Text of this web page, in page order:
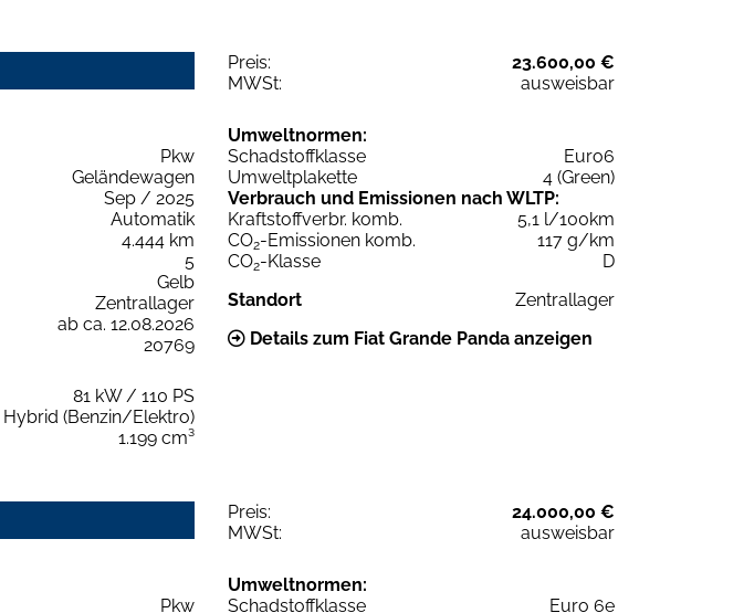
Preis:
23.600,00 €
MWSt:
ausweisbar
Pkw
Geländewagen
Sep / 2025
Automatik
4.444 km
5
Gelb
Zentrallager
ab ca. 12.08.2026
20769
81 kW / 110 PS
Hybrid (Benzin/Elektro)
1.199 cm³
Umweltnormen:
Schadstoffklasse
Euro6
Umweltplakette
4 (Green)
Verbrauch und Emissionen nach WLTP:
Kraftstoffverbr. komb.
5,1 l/100km
CO2-Emissionen komb.
117 g/km
CO2-Klasse
D
Standort
Zentrallager
Details zum Fiat Grande Panda anzeigen
Preis:
24.000,00 €
MWSt:
ausweisbar
Pkw
Umweltnormen:
Schadstoffklasse
Euro 6e